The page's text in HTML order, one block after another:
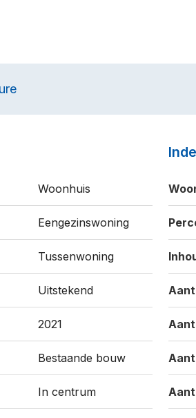
Woonhuis
Eengezinswoning
Tussenwoning
Uitstekend
2021
Bestaande bouw
In centrum